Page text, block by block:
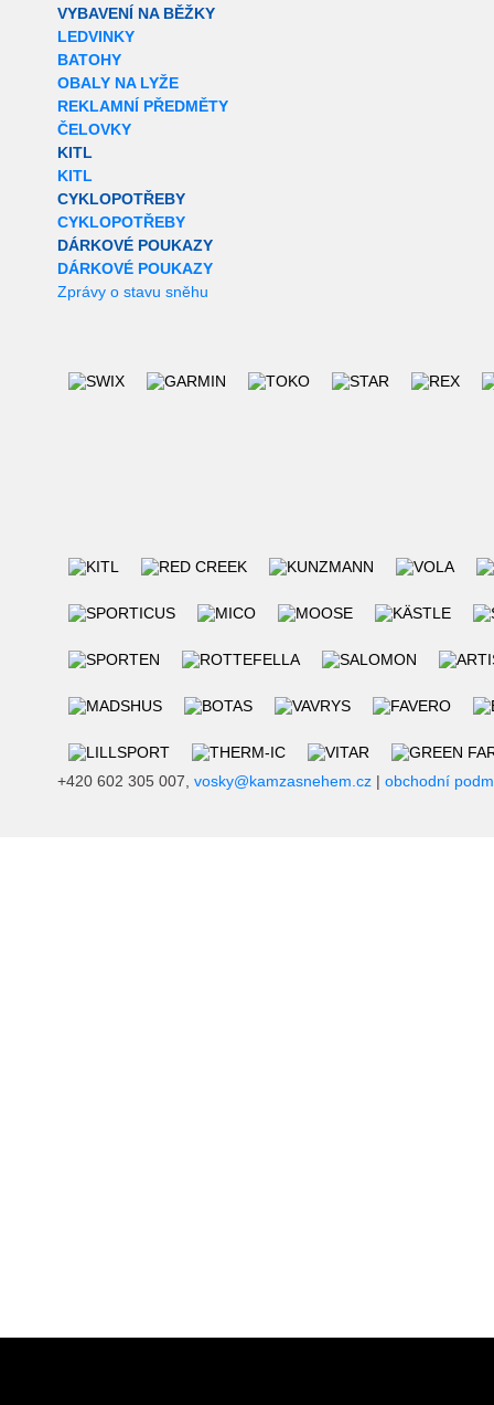
VYBAVENÍ NA BĚŽKY
LEDVINKY
BATOHY
OBALY NA LYŽE
REKLAMNÍ PŘEDMĚTY
ČELOVKY
KITL
KITL
CYKLOPOTŘEBY
CYKLOPOTŘEBY
DÁRKOVÉ POUKAZY
DÁRKOVÉ POUKAZY
Zprávy o stavu sněhu
+420 602 305 007, vosky@kamzasnehem.cz | obchodní